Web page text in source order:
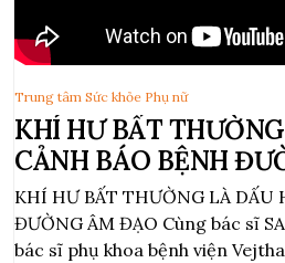
KHÍ HƯ BẤT
CẢNH BÁO BỆNH
KHÍ HƯ BẤT THƯỜNG LÀ DẤU
ĐƯỜNG ÂM ĐẠO Cùng bác sĩ
bác sĩ phụ khoa bệnh viện
Trung tâm Sức khỏe Phụ nữ